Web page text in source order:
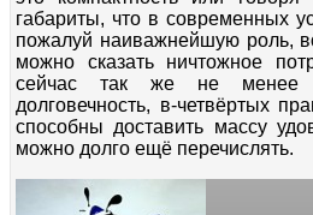
габариты, что в современных
пожалуй наиважнейшую роль,
можно сказать ничтожное
сейчас так же не менее
долговечность, в-четвёртых
способны доставить массу
можно долго ещё перечислять.